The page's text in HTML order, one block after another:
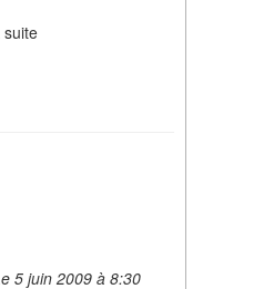
suite
5 juin 2009 à 8:30